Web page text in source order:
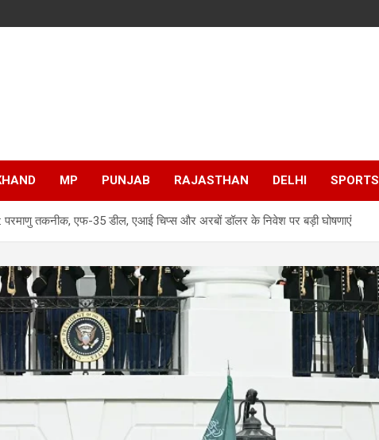
MP PUNJAB RAJASTHAN DELHI SPORTS
तकनीक, एफ-35 डील, एआई चिप्स और अरबों डॉलर के निवेश पर बड़ी घोषणाएं